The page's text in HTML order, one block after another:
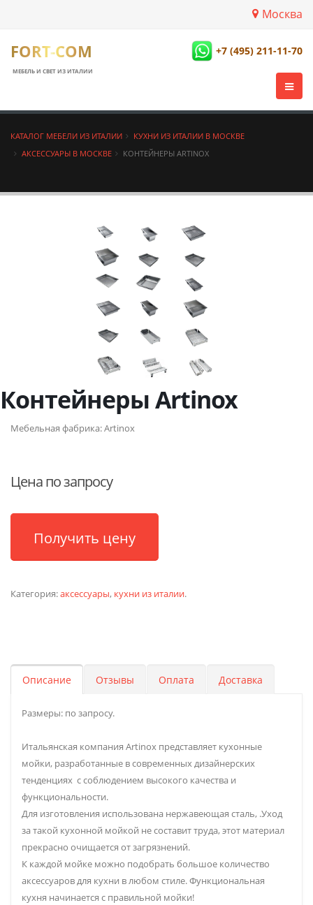
Москва
FORT-COM
МЕБЕЛЬ И СВЕТ ИЗ ИТАЛИИ
+7 (495) 211-11-70
КАТАЛОГ МЕБЕЛИ ИЗ ИТАЛИИ
КУХНИ ИЗ ИТАЛИИ В МОСКВЕ
АКСЕССУАРЫ В МОСКВЕ
КОНТЕЙНЕРЫ ARTINOX
Контейнеры Artinox
Мебельная фабрика:Artinox
Цена по запросу
Получить цену
Категория:аксессуары, кухни из италии.
Описание Отзывы Оплата Доставка
Размеры: по запросу.
Итальянская компания Artinox представляет кухонные
мойки, разработанные в современных дизайнерских
тенденциях с соблюдением высокого качества и
функциональности.
Для изготовления использована нержавеющая сталь, .Уход
за такой кухонной мойкой не составит труда, этот материал
прекрасно очищается от загрязнений.
К каждой мойке можно подобрать большое количество
аксессуаров для кухни в любом стиле. Функциональная
кухня начинается с правильной мойки!